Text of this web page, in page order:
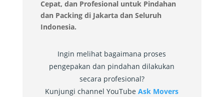
Cepat, dan Profesional untuk Pindahan
dan Packing di Jakarta dan Seluruh
Indonesia.
Ingin melihat bagaimana proses
pengepakan dan pindahan dilakukan
secara profesional?
Kunjungi channel YouTubeAsk Movers